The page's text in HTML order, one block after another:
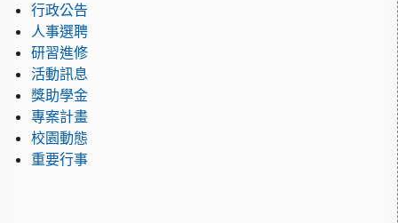
行政公告
人事選聘
研習進修
活動訊息
獎助學金
專案計畫
校園動態
重要行事